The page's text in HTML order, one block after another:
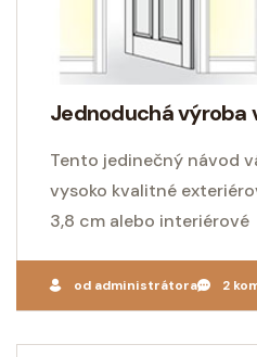
Jednoduchá výroba
Tento jedinečný návod
vysoko kvalitné
3,8 cm alebo interiérové
od administrátora 2